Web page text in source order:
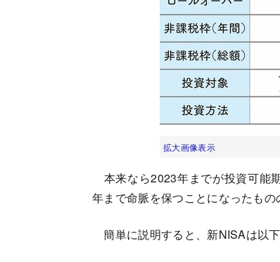
拡大画像表示
本来なら2023年までが投資可能
年まで命脈を保つことになったも
簡単に説明すると、新NISAは以